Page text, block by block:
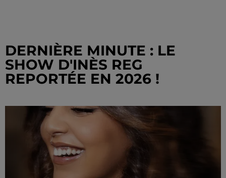
DERNIÈRE MINUTE : LE
SHOW D'INÈS REG
REPORTÉE EN 2026 !